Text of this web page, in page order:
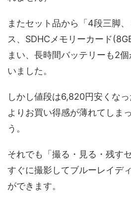
またセット品から「4段三脚
ス、SDHCメモリーカード
まい、長時間バッテリーも2
いました。
しかし値段は6,820円安くな
よりお買い得感が薄れてしま
う。
それでも「撮る・見る・残す
すぐに撮影してブルーレイデ
ができます。